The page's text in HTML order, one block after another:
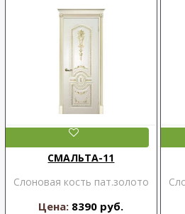
СМАЛЬТА-11
Слоновая кость пат.золото
Цена: 8390 руб.